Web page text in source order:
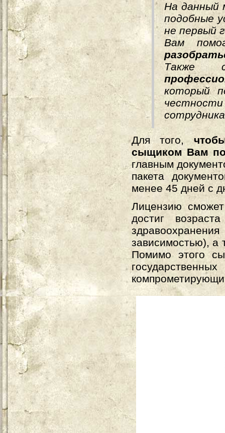
На данный
подобные
не первый
Вам
Также
который
Для того,
сыщиком Вам
главным
пакета
менее 45 дней с
Лицензию
достиг
зависимостью), а
Помимо этого